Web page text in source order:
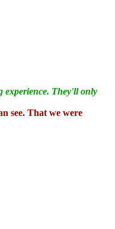
experience. They'll only
see. That we were